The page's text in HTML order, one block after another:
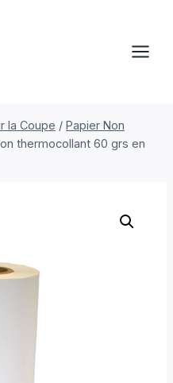
la Coupe / Papier Non
thermocollant 60 grs en